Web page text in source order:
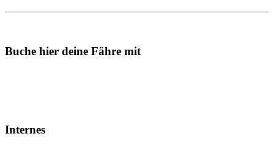
Buche hier deine Fähre mit
Internes